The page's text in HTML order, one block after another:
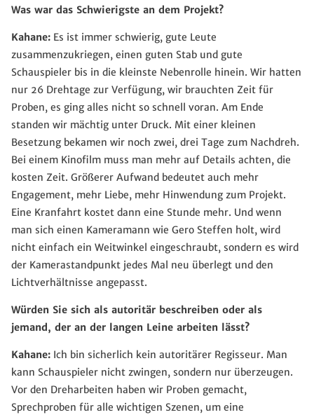
Was war das Schwierigste an dem Projekt?
Kahane: Es ist immer schwierig, gute Leute
zusammenzukriegen, einen guten Stab und gute
Schauspieler bis in die kleinste Nebenrolle hinein. Wir hatten
nur 26 Drehtage zur Verfügung, wir brauchten Zeit für
Proben, es ging alles nicht so schnell voran. Am Ende
standen wir mächtig unter Druck. Mit einer kleinen
Besetzung bekamen wir noch zwei, drei Tage zum Nachdreh.
Bei einem Kinofilm muss man mehr auf Details achten, die
kosten Zeit. Größerer Aufwand bedeutet auch mehr
Engagement, mehr Liebe, mehr Hinwendung zum Projekt.
Eine Kranfahrt kostet dann eine Stunde mehr. Und wenn
man sich einen Kameramann wie Gero Steffen holt, wird
nicht einfach ein Weitwinkel eingeschraubt, sondern es wird
der Kamerastandpunkt jedes Mal neu überlegt und den
Lichtverhältnisse angepasst.
Würden Sie sich als autoritär beschreiben oder als
jemand, der an der langen Leine arbeiten lässt?
Kahane: Ich bin sicherlich kein autoritärer Regisseur. Man
kann Schauspieler nicht zwingen, sondern nur überzeugen.
Vor den Dreharbeiten haben wir Proben gemacht,
Sprechproben für alle wichtigen Szenen, um eine